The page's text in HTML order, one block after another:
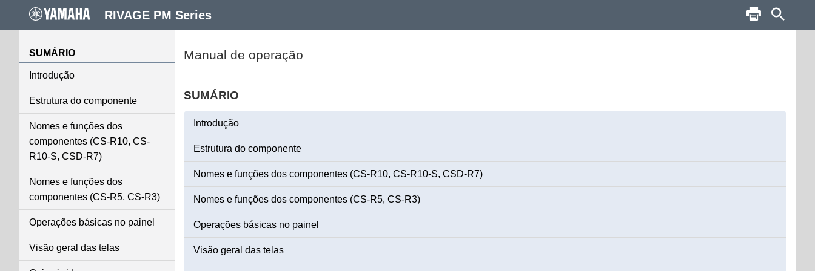
SUMÁRIO
Introdução
Estrutura do componente
Nomes e funções dos
componentes (CS-R10, CS-
R10-S, CSD-R7)
Nomes e funções dos
componentes (CS-R5, CS-R3)
Operações básicas no painel
Visão geral das telas
Manual de operação
SUMÁRIO
Introdução
Estrutura do componente
Nomes e funções dos componentes (CS-R10, CS-R10-S, CSD-R7)
Nomes e funções dos componentes (CS-R5, CS-R3)
Operações básicas no painel
Visão geral das telas
RIVAGE PM Series